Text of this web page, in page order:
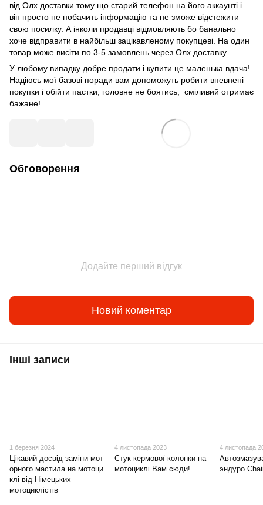
від Олх доставки тому що старий телефон на його аккаунті і
він просто не побачить інформацію та не зможе відстежити
свою посилку. А інколи продавці відмовляють бо банально
хоче відправити в найбільш зацікавленому покупцеві. На один
товар може висіти по 3-5 замовлень через Олх доставку.
У любому випадку добре продати і купити це маленька вдача!
Надіюсь мої базові поради вам допоможуть робити впевнені
покупки і обійти пастки, головне не боятись, сміливий отримає
бажане!
Обговорення
Додайте перший відгук
Новий коментар
Інші записи
1 березня 2024
Цікавий досвід заміни мот
орного мастила на мотоци
клі від Німецьких
мотоциклістів
4 листопада 2023
Стук кермової колонки на
мотоциклі Вам сюди!
4 листопада
эндуро